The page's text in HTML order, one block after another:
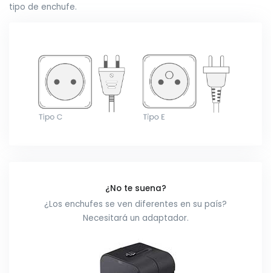
tipo de enchufe.
¿No te suena?
¿Los enchufes se ven diferentes en su país?
Necesitará un adaptador.